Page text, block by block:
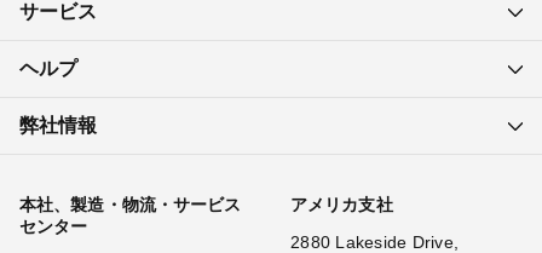
サービス
ヘルプ
弊社情報
本社、製造・物流・サービス
センター
アメリカ支社
2880 Lakeside Drive,